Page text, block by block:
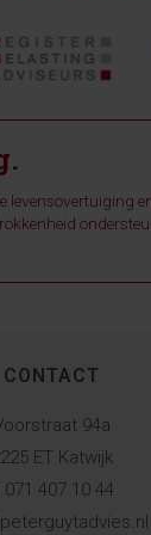
levensovertuiging
CONTACT
94a
ET Katwijk
071 407 10 44